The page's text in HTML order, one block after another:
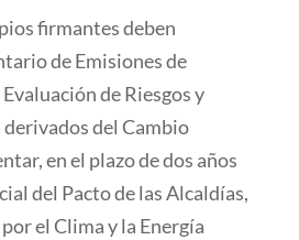
firmantes deben
de Emisiones de
Evaluación de Riesgos y
del Cambio
en el plazo de dos años
del Pacto de las Alcaldías,
el Clima y la Energía